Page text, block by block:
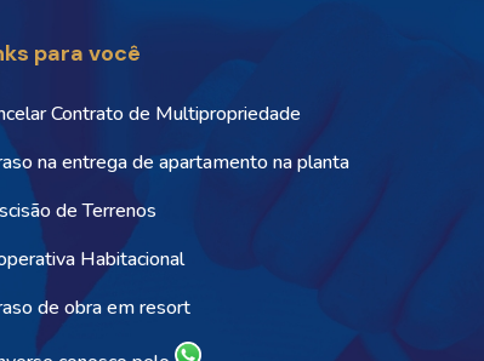
para você
Contrato de Multipropriedade
na entrega de apartamento na planta
de Terrenos
Habitacional
de obra em resort